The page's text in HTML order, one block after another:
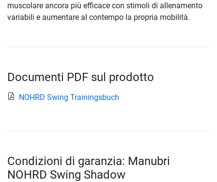
muscolare ancora più efficace con stimoli di allenamento
variabili e aumentare al contempo la propria mobilità.
Documenti PDF sul prodotto
NOHRD Swing Trainingsbuch
Condizioni di garanzia: Manubri
NOHRD Swing Shadow